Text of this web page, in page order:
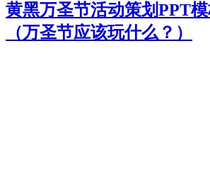
黄黑万圣节活动策划PPT
（万圣节应该玩什么？）